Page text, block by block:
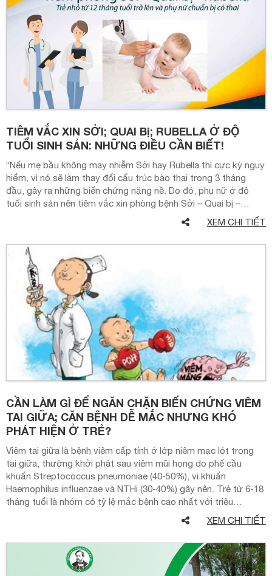
TIÊM VẮC XIN SỞI; QUAI Bị; RUBELLA Ở ĐỘ
TUỔI SINH SẢN: NHỮNG ĐIỀU CẦN BIẾT!
“Nếu mẹ bầu không may nhiễm Sởi hay Rubella thì cực kỳ nguy
hiểm, vì nó sẽ làm thay đổi cấu trúc bào thai trong 3 tháng
đầu, gây ra những biến chứng nặng nề. Do đó, phụ nữ ở độ
tuổi sinh sản nên tiêm vắc xin phòng bệnh Sởi – Quai bị –…
XEM CHI TIẾT
CẦN LÀM GÌ ĐỂ NGĂN CHẶN BIẾN CHỨNG VIÊM
TAI GIỮA; CĂN BỆNH DỄ MẮC NHƯNG KHÓ
PHÁT HIỆN Ở TRẺ?
Viêm tai giữa là bệnh viêm cấp tính ở lớp niêm mạc lót trong
tai giữa, thường khởi phát sau viêm mũi họng do phế cầu
khuẩn Streptococcus pneumoniae (40-50%), vi khuẩn
Haemophilus influenzae và NTHi (30-40%) gây nên. Trẻ từ 6-18
tháng tuổi là nhóm có tỷ lệ mắc bệnh cao nhất với triệu…
XEM CHI TIẾT